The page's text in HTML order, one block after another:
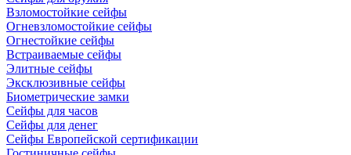
Взломостойкие сейфы
Огневзломостойкие сейфы
Огнестойкие сейфы
Встраиваемые сейфы
Элитные сейфы
Эксклюзивные сейфы
Биометрические замки
Сейфы для часов
Сейфы для денег
Сейфы Европейской сертификации